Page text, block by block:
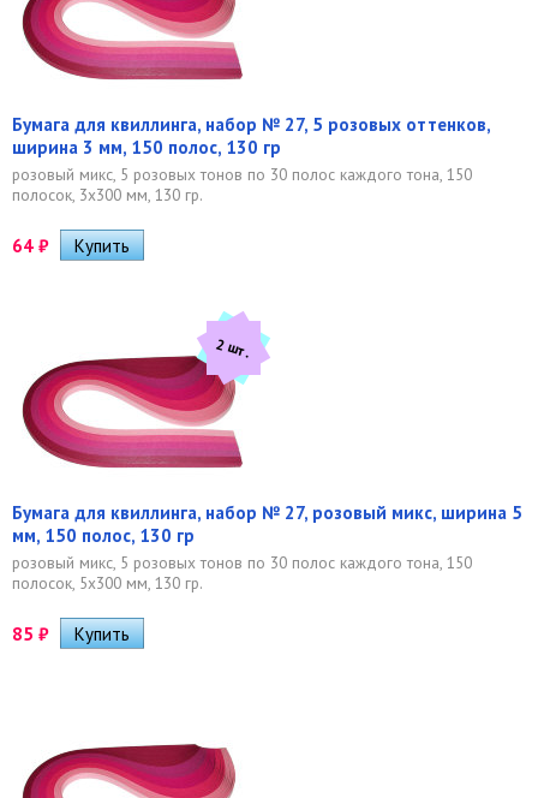
Бумага для квиллинга, набор № 27, 5 розовых оттенков,
ширина 3 мм, 150 полос, 130 гр
розовый микс, 5 розовых тонов по 30 полос каждого тона, 150
полосок, 3х300 мм, 130 гр.
64 ₽
2 шт.
Бумага для квиллинга, набор № 27, розовый микс, ширина 5
мм, 150 полос, 130 гр
розовый микс, 5 розовых тонов по 30 полос каждого тона, 150
полосок, 5х300 мм, 130 гр.
85 ₽